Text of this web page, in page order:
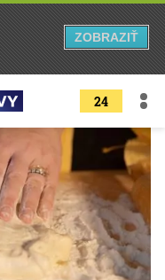
24
ZOBRAZIŤ